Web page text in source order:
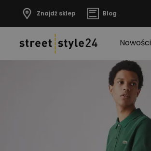
Znajdź sklep Blog
Nowości